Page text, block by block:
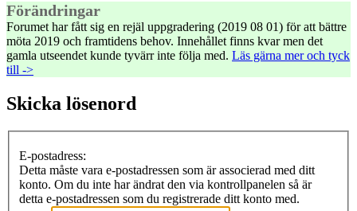
Förändringar
Forumet har fått sig en rejäl uppgradering (2019 08 01) för att bättre
möta 2019 och framtidens behov. Innehållet finns kvar men det
gamla utseendet kunde tyvärr inte följa med. Läs gärna mer och tyck
till ->
Skicka lösenord
E-postadress:
Detta måste vara e-postadressen som är associerad med ditt
konto. Om du inte har ändrat den via kontrollpanelen så är
detta e-postadressen som du registrerade ditt konto med.